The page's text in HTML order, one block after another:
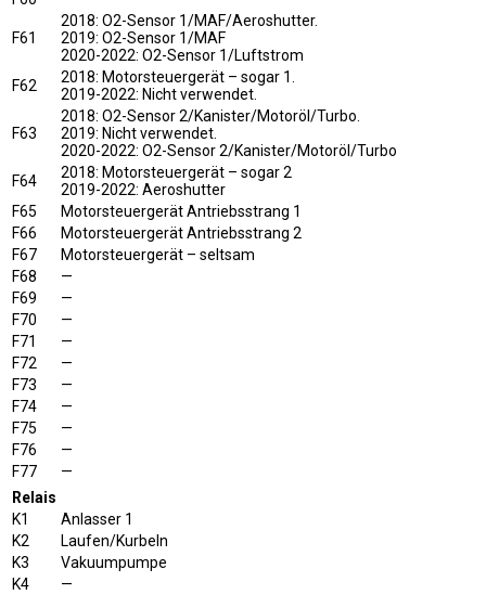
F61
2018: O2-Sensor 1/MAF/Aeroshutter.
2019: O2-Sensor 1/MAF
2020-2022: O2-Sensor 1/Luftstrom
F62
2018: Motorsteuergerät – sogar 1.
2019-2022: Nicht verwendet.
F63
2018: O2-Sensor 2/Kanister/Motoröl/Turbo.
2019: Nicht verwendet.
2020-2022: O2-Sensor 2/Kanister/Motoröl/Turbo
F64
2018: Motorsteuergerät – sogar 2
2019-2022: Aeroshutter
F65
Motorsteuergerät Antriebsstrang 1
F66
Motorsteuergerät Antriebsstrang 2
F67
Motorsteuergerät – seltsam
F68
—
F69
—
F70
—
F71
—
F72
—
F73
—
F74
—
F75
—
F76
—
F77
—
Relais
K1
Anlasser 1
K2
Laufen/Kurbeln
K3
Vakuumpumpe
K4
—